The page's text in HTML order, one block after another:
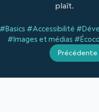
plaît.
#Basics #Accessibilité
#Images et médias
Précédente